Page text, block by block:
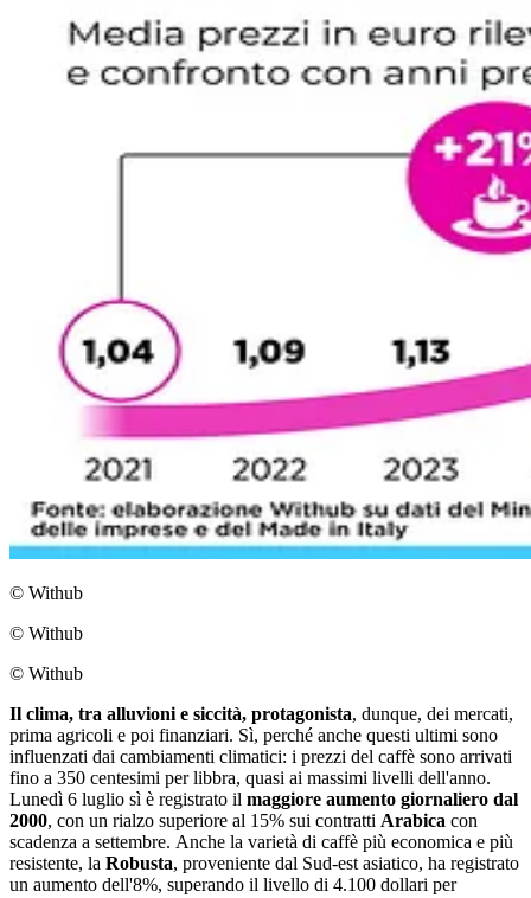
© Withub
© Withub
© Withub
Il clima, tra alluvioni e siccità, protagonista, dunque, dei mercati,
prima agricoli e poi finanziari. Sì, perché anche questi ultimi sono
influenzati dai cambiamenti climatici: i prezzi del caffè sono arrivati
fino a 350 centesimi per libbra, quasi ai massimi livelli dell'anno.
Lunedì 6 luglio sì è registrato il maggiore aumento giornaliero dal
2000, con un rialzo superiore al 15% sui contratti Arabica con
scadenza a settembre. Anche la varietà di caffè più economica e più
resistente, la Robusta, proveniente dal Sud-est asiatico, ha registrato
un aumento dell'8%, superando il livello di 4.100 dollari per